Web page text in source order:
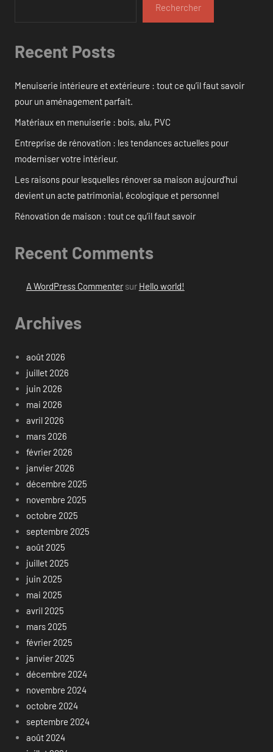
Rechercher
Recent Posts
Menuiserie intérieure et extérieure : tout ce qu’il faut savoir
pour un aménagement parfait.
Matériaux en menuiserie : bois, alu, PVC
Entreprise de rénovation : les tendances actuelles pour
moderniser votre intérieur.
Les raisons pour lesquelles rénover sa maison aujourd’hui
devient un acte patrimonial, écologique et personnel
Rénovation de maison : tout ce qu’il faut savoir
Recent Comments
A WordPress Commentersur Hello world!
Archives
août 2026
juillet 2026
juin 2026
mai 2026
avril 2026
mars 2026
février 2026
janvier 2026
décembre 2025
novembre 2025
octobre 2025
septembre 2025
août 2025
juillet 2025
juin 2025
mai 2025
avril 2025
mars 2025
février 2025
janvier 2025
décembre 2024
novembre 2024
octobre 2024
septembre 2024
août 2024